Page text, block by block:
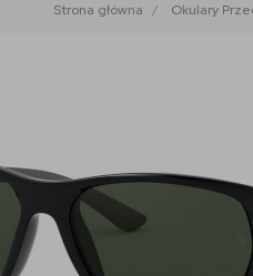
Strona główna Okulary